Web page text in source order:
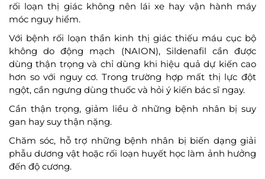
rối loạn thị giác không nên lái xe hay vận hành máy
móc nguy hiểm.
Với bệnh rối loạn thần kinh thị giác thiếu máu cục bộ
không do động mạch (NAION), Sildenafil cần được
dùng thận trọng và chỉ dùng khi hiệu quả dự kiến cao
hơn so với nguy cơ. Trong trường hợp mất thị lực đột
ngột, cần ngưng dùng thuốc và hỏi ý kiến bác sĩ ngay.
Cần thận trọng, giảm liều ở những bệnh nhân bị suy
gan hay suy thận nặng.
Chăm sóc, hỗ trợ những bệnh nhân bị biến dạng giải
phẫu dương vật hoặc rối loạn huyết học làm ảnh hưởng
đến độ cương.